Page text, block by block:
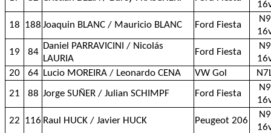
18 188 Joaquin BLANC / Mauricio BLANC Ford Fiesta
N9
19
84
Daniel PARRAVICINI / Nicolás
LAURIA
Ford Fiesta
N9
20
64 Lucio MOREIRA / Leonardo CENA VW Gol
21
88 Jorge SUÑER / Julian SCHIMPF Ford Fiesta
N9
22 116 Raul HUCK / Javier HUCK Peugeot 206
N9